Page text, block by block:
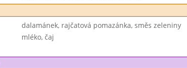
dalamánek, rajčatová pomazánka, směs zeleniny
mléko, čaj